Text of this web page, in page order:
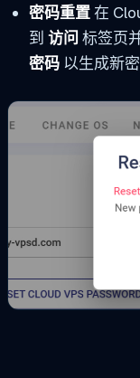
密码重置在
到 访问 标签页
密码以生成新密